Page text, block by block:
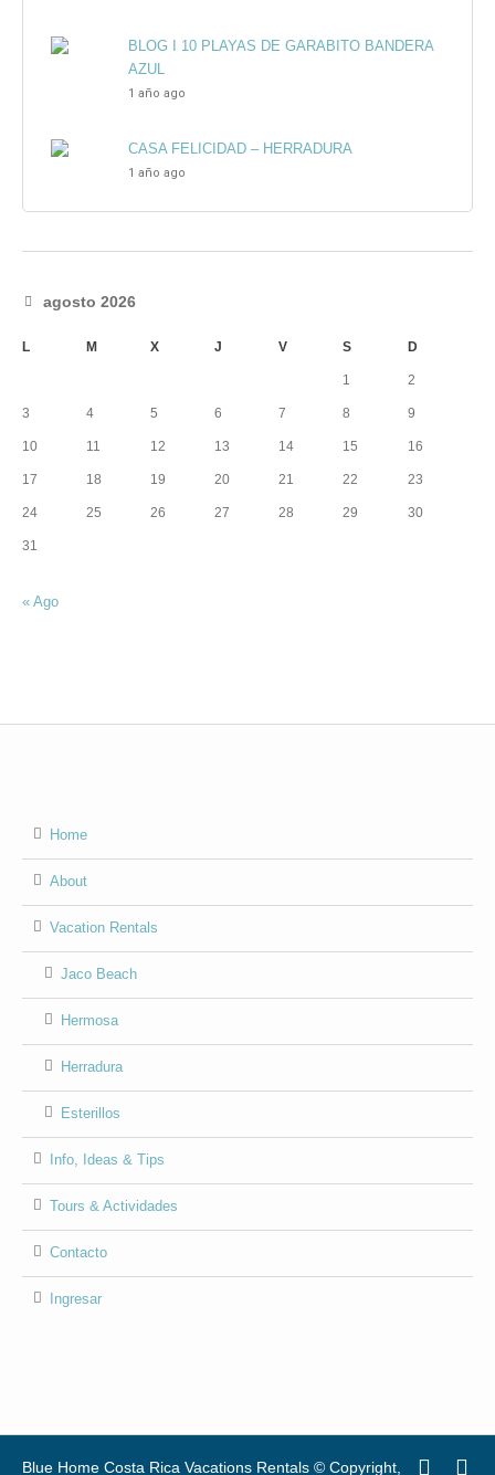
BLOG I 10 PLAYAS DE GARABITO BANDERA
AZUL
1 año ago
CASA FELICIDAD – HERRADURA
1 año ago
agosto 2026
L M X J V S D
1 2
3 4 5 6 7 8 9
10 11 12 13 14 15 16
17 18 19 20 21 22 23
24 25 26 27 28 29 30
31
« Ago
Home
About
Vacation Rentals
Jaco Beach
Hermosa
Herradura
Esterillos
Info, Ideas & Tips
Tours & Actividades
Contacto
Ingresar
Blue Home Costa Rica Vacations Rentals © Copyright,